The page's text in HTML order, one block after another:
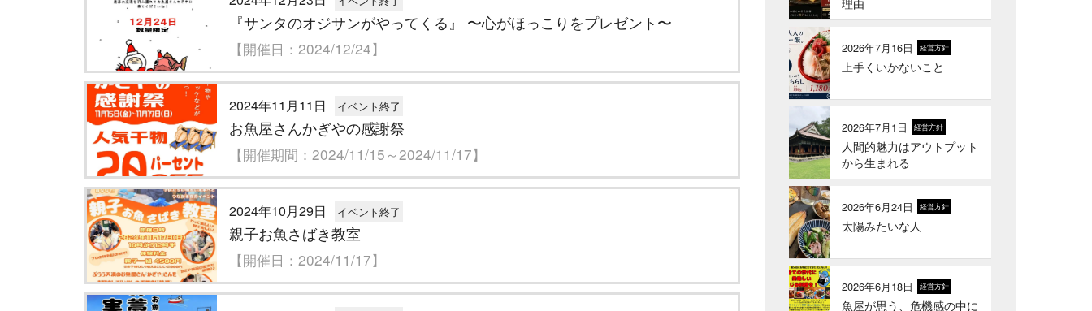
『サンタのオジサンがやってくる』 〜心がほっこりをプレゼント〜
【開催日：2024/12/24】
2024年11月11日 イベント終了
お魚屋さんかぎやの感謝祭
【開催期間：2024/11/15～2024/11/17】
2024年10月29日 イベント終了
親子お魚さばき教室
【開催日：2024/11/17】
お魚屋さんかぎやの創業祭
2026年3月10日
春ギフトはかぎやオンライ
2026年1月21日
冬のギフトはかぎやオンラ
2026年1月1日
2026年 新年のご挨拶
2026年7月16日 経営方針
上手くいかないこと
2026年7月1日 経営方針
人間的魅力はアウトプット
から生まれる
2026年6月24日 経営方針
太陽みたいな人
2026年6月18日 経営方針
魚屋が思う、危機感の中に